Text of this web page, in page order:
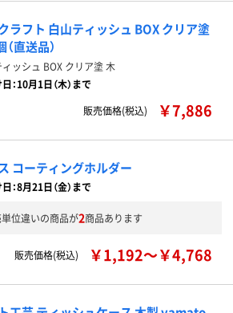
ラフト 白山ティッシュ BOX クリア塗
直送品）
ィッシュ BOX クリア塗 木
：10月1日（木）まで
販売価格(税込)
￥7,886
コーティングホルダー
：8月21日（金）まで
位違いの商品が2商品あります
販売価格(税込) ￥1,192～￥4,768